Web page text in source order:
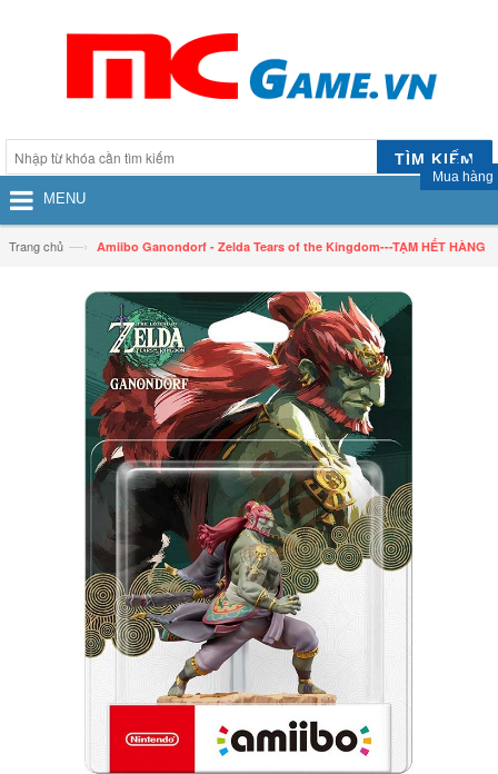
TÌM KIẾM
Mua hàng
MENU
Trang chủ —› Amiibo Ganondorf - Zelda Tears of the Kingdom---TẠM HẾT HÀNG